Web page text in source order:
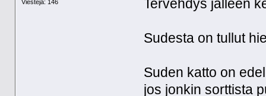
Viestejä: 146 Tervehdys jälleen
Sudesta on tullut
Suden katto on
jos jonkin sorttista